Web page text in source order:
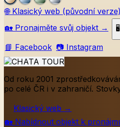
🌐 Klasický web (původní verze)
🏡 Pronajměte svůj objekt →
📘 Facebook 📷 Instagram
Od roku 2001
po celé ČR i v zahraničí.
Klasický web →
🏡 Nabídnout objekt k